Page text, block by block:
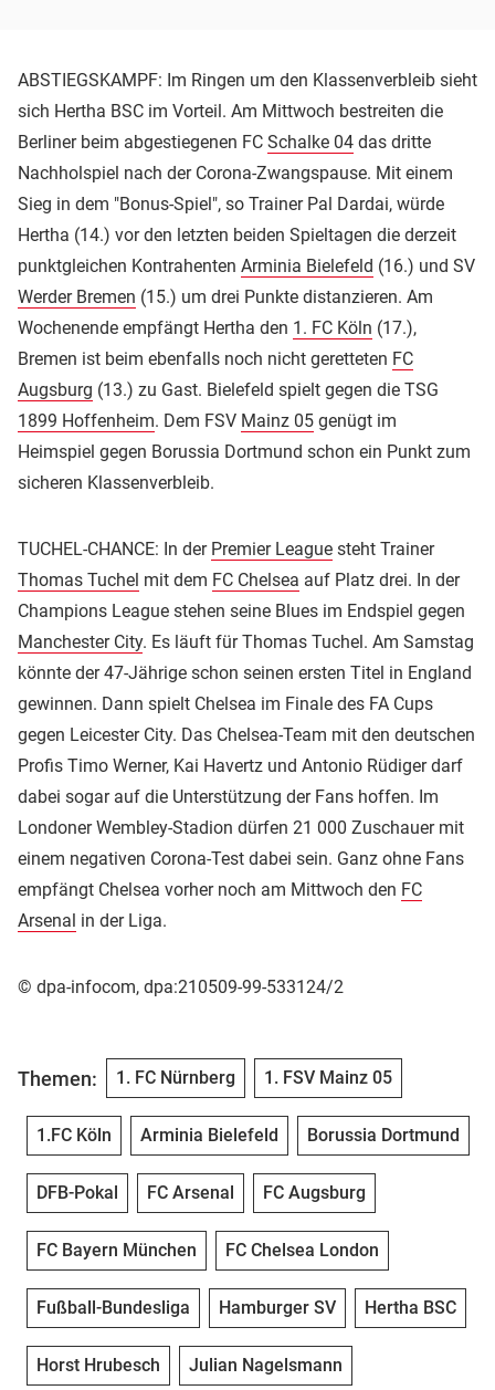
ABSTIEGSKAMPF: Im Ringen um den Klassenverbleib sieht
sich Hertha BSC im Vorteil. Am Mittwoch bestreiten die
Berliner beim abgestiegenen FC Schalke 04 das dritte
Nachholspiel nach der Corona-Zwangspause. Mit einem
Sieg in dem "Bonus-Spiel", so Trainer Pal Dardai, würde
Hertha (14.) vor den letzten beiden Spieltagen die derzeit
punktgleichen Kontrahenten Arminia Bielefeld (16.) und SV
Werder Bremen (15.) um drei Punkte distanzieren. Am
Wochenende empfängt Hertha den 1. FC Köln (17.),
Bremen ist beim ebenfalls noch nicht geretteten FC
Augsburg (13.) zu Gast. Bielefeld spielt gegen die TSG
1899 Hoffenheim. Dem FSV Mainz 05 genügt im
Heimspiel gegen Borussia Dortmund schon ein Punkt zum
sicheren Klassenverbleib.
TUCHEL-CHANCE: In der Premier League steht Trainer
Thomas Tuchel mit dem FC Chelsea auf Platz drei. In der
Champions League stehen seine Blues im Endspiel gegen
Manchester City. Es läuft für Thomas Tuchel. Am Samstag
könnte der 47-Jährige schon seinen ersten Titel in England
gewinnen. Dann spielt Chelsea im Finale des FA Cups
gegen Leicester City. Das Chelsea-Team mit den deutschen
Profis Timo Werner, Kai Havertz und Antonio Rüdiger darf
dabei sogar auf die Unterstützung der Fans hoffen. Im
Londoner Wembley-Stadion dürfen 21 000 Zuschauer mit
einem negativen Corona-Test dabei sein. Ganz ohne Fans
empfängt Chelsea vorher noch am Mittwoch den FC
Arsenal in der Liga.
© dpa-infocom, dpa:210509-99-533124/2
Themen: 1. FC Nürnberg 1. FSV Mainz 05
1.FC Köln Arminia Bielefeld Borussia Dortmund
DFB-Pokal FC Arsenal FC Augsburg
FC Bayern München FC Chelsea London
Fußball-Bundesliga Hamburger SV Hertha BSC
Horst Hrubesch Julian Nagelsmann